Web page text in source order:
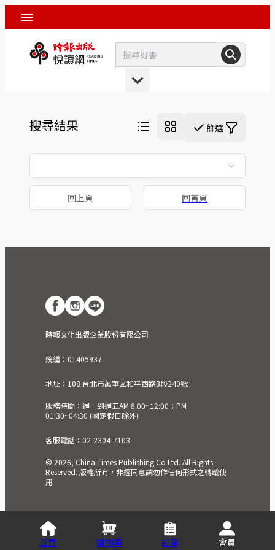
搜尋結果 篩選
回上頁 回首頁
時報文化出版企業股份有限公司
統編：01405937
地址：108 台北市萬華區和平西路3段240號
服務時間：週一到週五AM 8:00~12:00；PM
01:30~04:30 (國定假日除外)
客服電話：02-2304-7103
© 2026, China Times Publishing Co Ltd. All Rights
Reserved. 版權所有，非經同意請勿作任何形式之轉載使
用
首頁 購物車 訂單 會員